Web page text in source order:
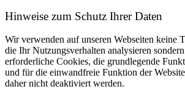
Hinweise zum Schutz Ihrer Daten
Wir verwenden auf unseren Webseiten keine
die Ihr Nutzungsverhalten analysieren
erforderliche Cookies, die grundlegende
und für die einwandfreie Funktion der
daher nicht deaktiviert werden.